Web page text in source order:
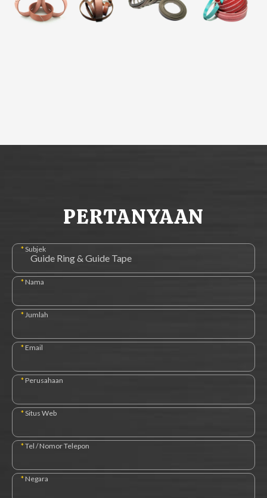
PERTANYAAN
*Subjek
* Nama
* Jumlah
* Email
* Perusahaan
*Situs Web
*Tel / Nomor Telepon
* Negara